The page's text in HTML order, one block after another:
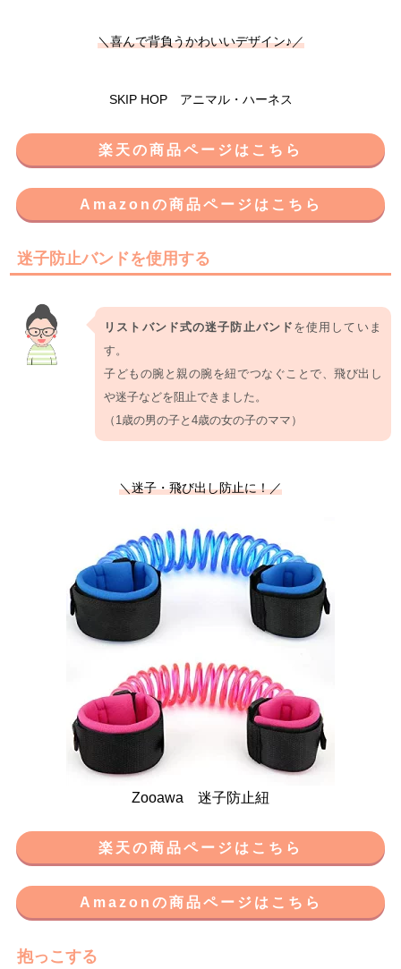
＼喜んで背負うかわいいデザイン♪／
SKIP HOP アニマル・ハーネス
楽天の商品ページはこちら
Amazonの商品ページはこちら
迷子防止バンドを使用する
リストバンド式の迷子防止バンド を使用していま
す。
子どもの腕と親の腕を紐でつなぐことで、飛び出し
や迷子などを阻止できました。
（1歳の男の子と4歳の女の子のママ）
＼迷子・飛び出し防止に！／
Zooawa 迷子防止紐
楽天の商品ページはこちら
Amazonの商品ページはこちら
抱っこする